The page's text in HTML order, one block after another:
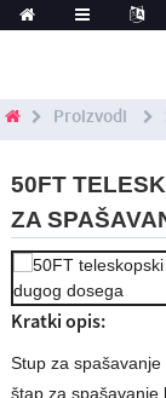
Proizvodi
50FT
ZA
Kratki opis:
Stup za
štap za spašavanje